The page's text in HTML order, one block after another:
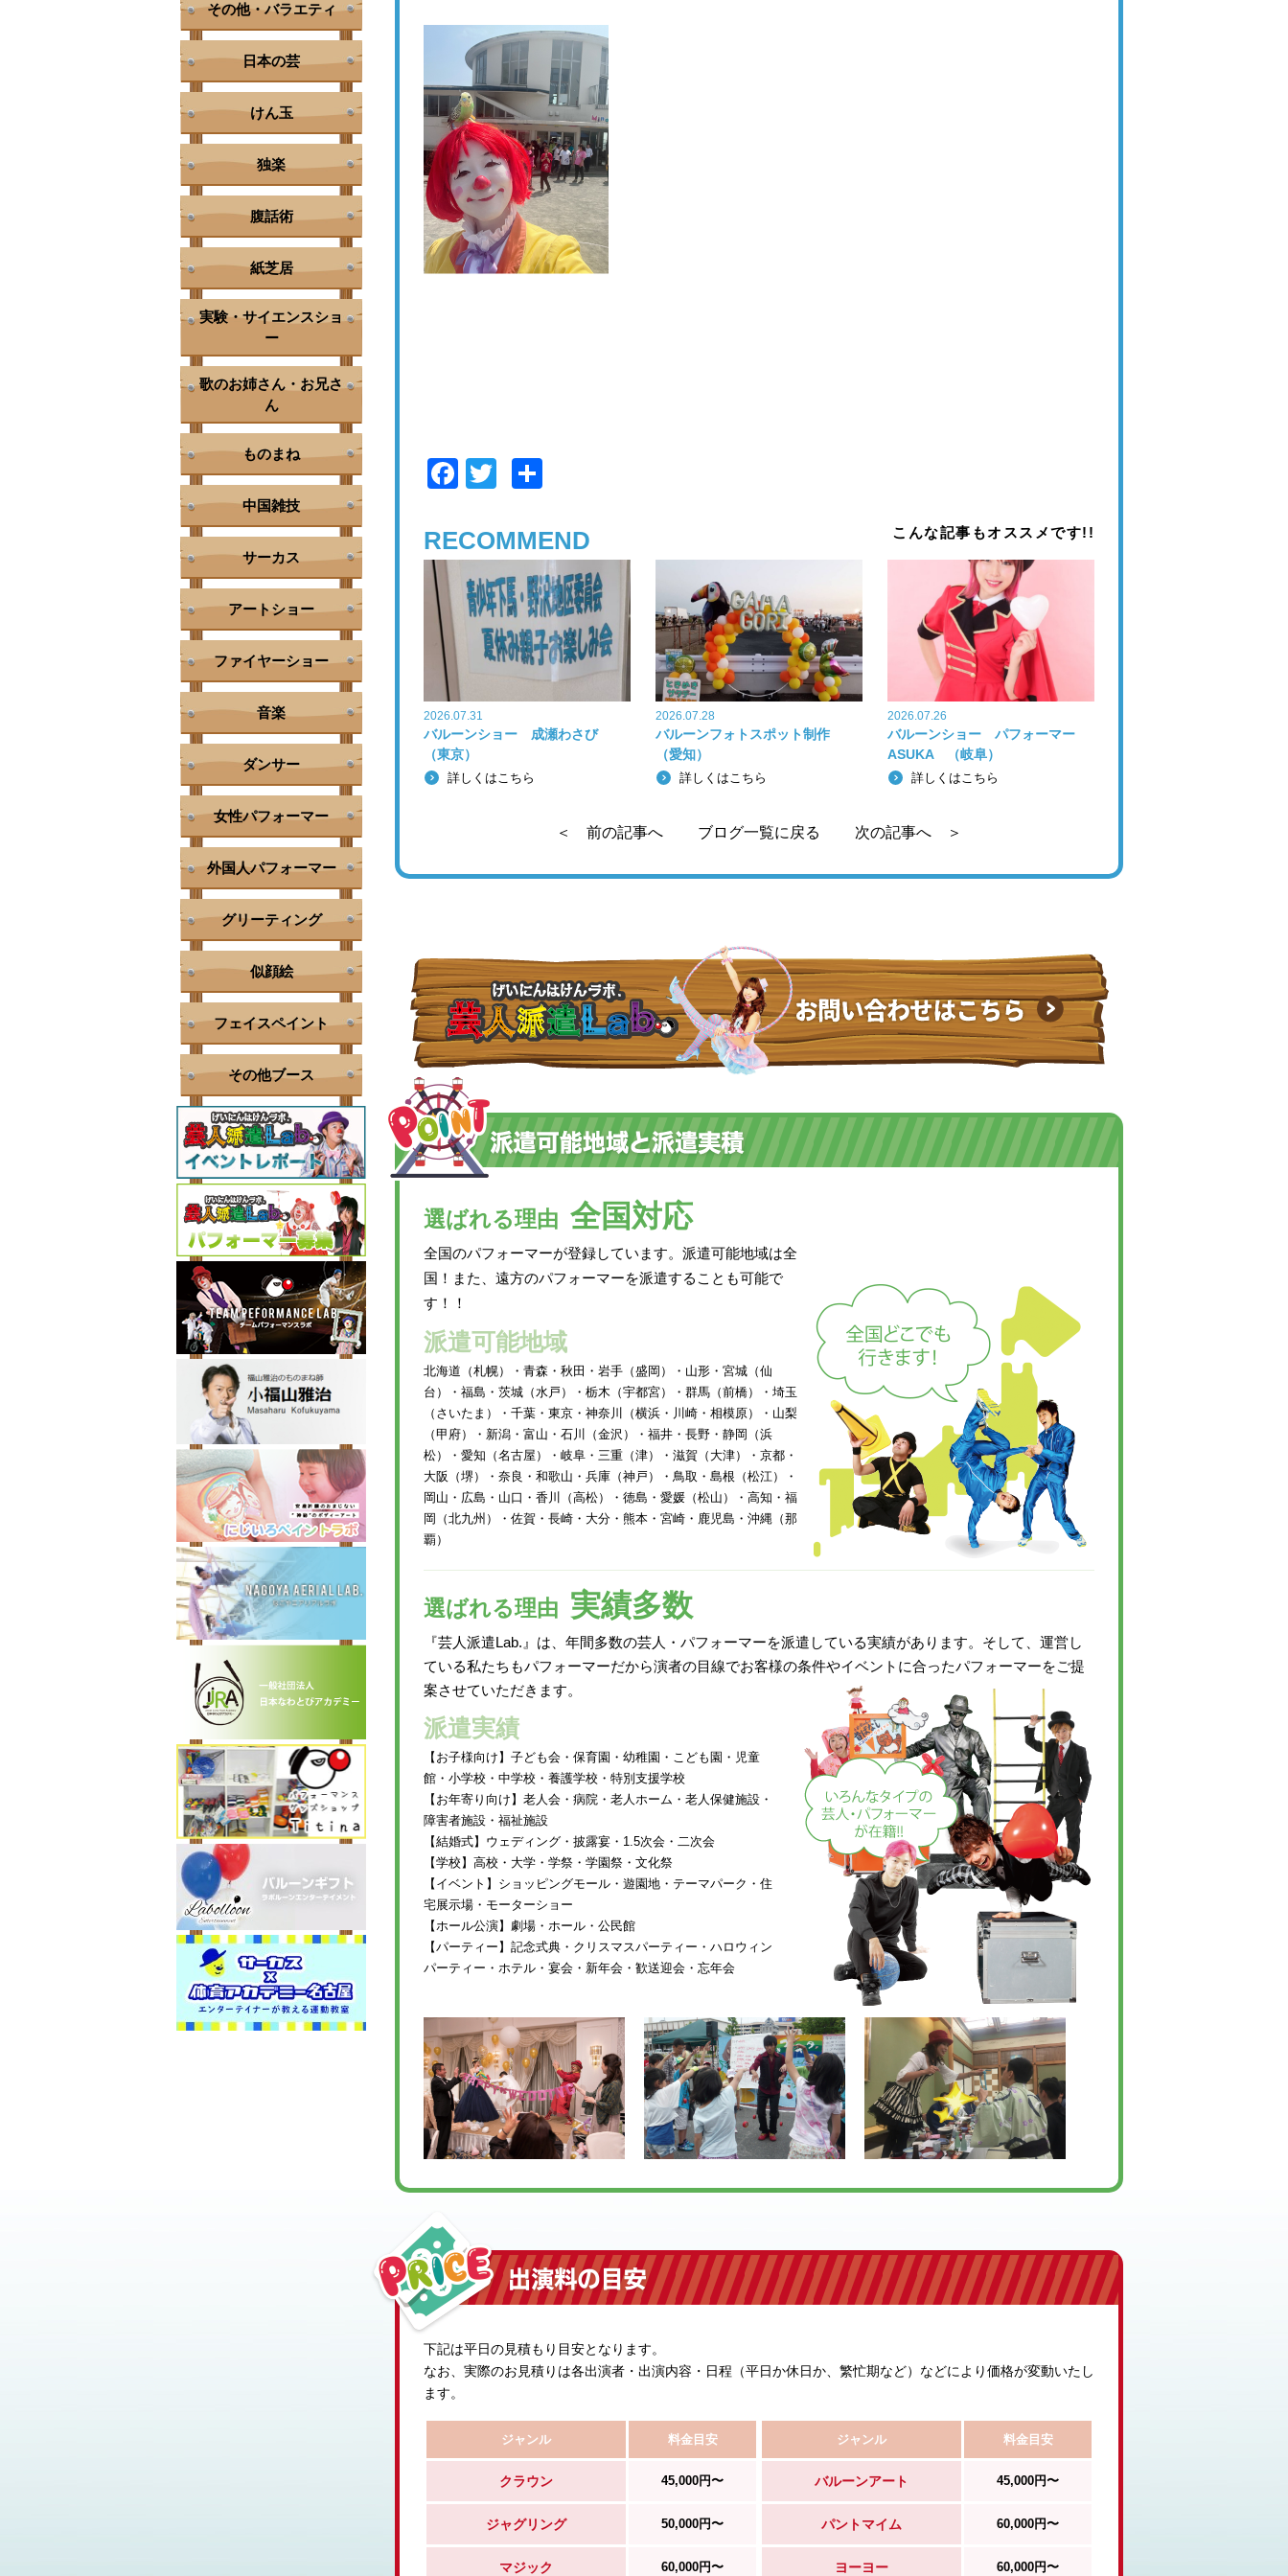
F
c
e
b
o
k
tt
er
RECOMMEND こんな記事もオススメです!!
2026.07.31
バルーンショー 成瀬わさび
（東京）
詳しくはこちら
2026.07.28
バルーンフォトスポット制作
（愛知）
詳しくはこちら
2026.07.26
バルーンショー パフォーマー
ASUKA （岐阜）
詳しくはこちら
＜ 前の記事へ ブログ一覧に戻る 次の記事へ ＞
選ばれる理由 全国対応
全国のパフォーマーが登録しています。派遣可能地域は全
国！また、遠方のパフォーマーを派遣することも可能で
す！！
派遣可能地域
北海道（札幌）・青森・秋田・岩手（盛岡）・山形・宮城（仙
台）・福島・茨城（水戸）・栃木（宇都宮）・群馬（前橋）・埼玉
（さいたま）・千葉・東京・神奈川（横浜・川崎・相模原）・山梨
（甲府）・新潟・富山・石川（金沢）・福井・長野・静岡（浜
松）・愛知（名古屋）・岐阜・三重（津）・滋賀（大津）・京都・
大阪（堺）・奈良・和歌山・兵庫（神戸）・鳥取・島根（松江）・
岡山・広島・山口・香川（高松）・徳島・愛媛（松山）・高知・福
岡（北九州）・佐賀・長崎・大分・熊本・宮崎・鹿児島・沖縄（那
覇）
選ばれる理由 実績多数
『芸人派遣Lab.』は、年間多数の芸人・パフォーマーを派遣している実績があります。そして、運営し
ている私たちもパフォーマーだから演者の目線でお客様の条件やイベントに合ったパフォーマーをご提
案させていただきます。
派遣実績
【お子様向け】子ども会・保育園・幼稚園・こども園・児童
館・小学校・中学校・養護学校・特別支援学校
【お年寄り向け】老人会・病院・老人ホーム・老人保健施設・
障害者施設・福祉施設
【結婚式】ウェディング・披露宴・1.5次会・二次会
【学校】高校・大学・学祭・学園祭・文化祭
【イベント】ショッピングモール・遊園地・テーマパーク・住
宅展示場・モーターショー
【ホール公演】劇場・ホール・公民館
【パーティー】記念式典・クリスマスパーティー・ハロウィン
パーティー・ホテル・宴会・新年会・歓送迎会・忘年会
下記は平日の見積もり目安となります。
なお、実際のお見積りは各出演者・出演内容・日程（平日か休日か、繁忙期など）などにより価格が変動いたし
ます。
ジャンル 料金目安
クラウン 45,000円〜
ジャグリング 50,000円〜
マジック 60,000円〜
ジャンル 料金目安
バルーンアート 45,000円〜
パントマイム 60,000円〜
ヨーヨー 60,000円〜
その他・バラエティ
日本の芸
けん玉
独楽
腹話術
紙芝居
実験・サイエンスショ
ー
歌のお姉さん・お兄さ
ん
ものまね
中国雑技
サーカス
アートショー
ファイヤーショー
音楽
ダンサー
女性パフォーマー
外国人パフォーマー
グリーティング
似顔絵
フェイスペイント
その他ブース